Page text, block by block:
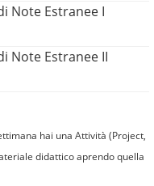
Note Estranee I
Note Estranee II
hai una Attività (Project,
didattico aprendo quella